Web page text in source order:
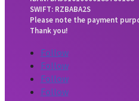
SWIFT: RZBABA2S
Please note the payment
Thank you!
Follow
Follow
Follow
Follow